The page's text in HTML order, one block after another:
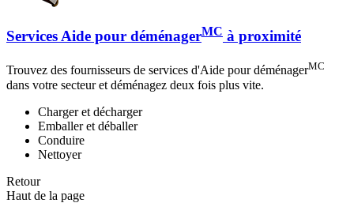
Services Aide pour déménagerMC à proximité
Trouvez des fournisseurs de services d'Aide pour déménagerMC
dans votre secteur et déménagez deux fois plus vite.
Charger et décharger
Emballer et déballer
Conduire
Nettoyer
Retour
Haut de la page